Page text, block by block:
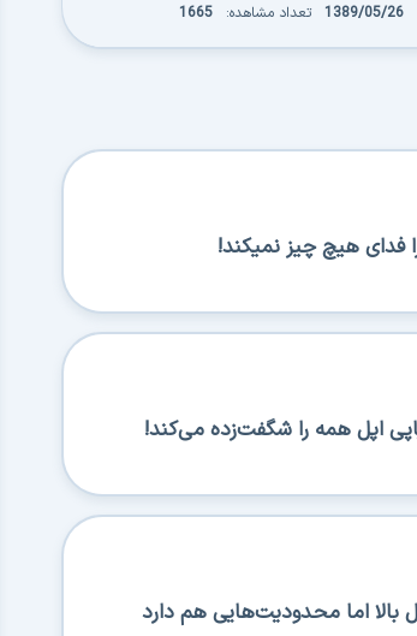
1389/05/26 تعداد مشاهده: 1665
فدای هیچ چیز نمیکند!